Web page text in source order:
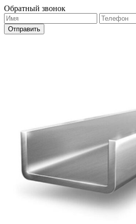
Обратный звонок